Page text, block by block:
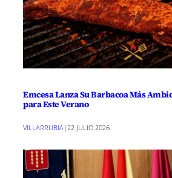
Emcesa Lanza Su Barbacoa Más
para Este Verano
VILLARRUBIA | 22 JULIO 2026